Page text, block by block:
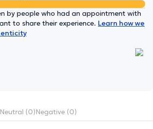
by people who had an appointment with
to share their experience. Learn how we
Neutral (0)Negative (0)